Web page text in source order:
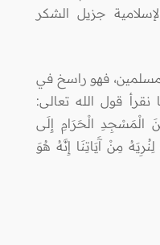
جزيل الشكر
فهو راسخ في
نقرأ قول الله تعالى:
الْمَسْجِدِ الْحَرَامِ إِلَى
مِنْ آَيَاتِنَا إِنَّهُ هُوَ